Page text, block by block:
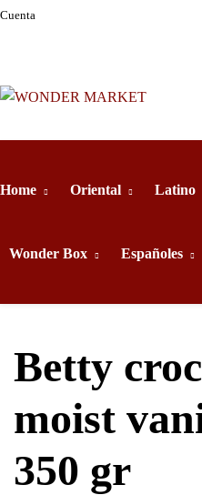
Cuenta
Home Oriental Latino
Wonder Box Españoles
Betty
moist
350 gr